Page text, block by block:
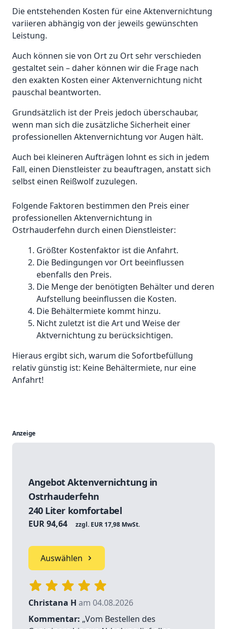
Die entstehenden Kosten für eine Aktenvernichtung
variieren abhängig von der jeweils gewünschten
Leistung.
Auch können sie von Ort zu Ort sehr verschieden
gestaltet sein – daher können wir die Frage nach
den exakten Kosten einer Aktenvernichtung nicht
pauschal beantworten.
Grundsätzlich ist der Preis jedoch überschaubar,
wenn man sich die zusätzliche Sicherheit einer
professionellen Aktenvernichtung vor Augen hält.
Auch bei kleineren Aufträgen lohnt es sich in jedem
Fall, einen Dienstleister zu beauftragen, anstatt sich
selbst einen Reißwolf zuzulegen.
Folgende Faktoren bestimmen den Preis einer
professionellen Aktenvernichtung in
Ostrhauderfehn durch einen Dienstleister:
Größter Kostenfaktor ist die Anfahrt.
Die Bedingungen vor Ort beeinflussen
ebenfalls den Preis.
Die Menge der benötigten Behälter und deren
Aufstellung beeinflussen die Kosten.
Die Behältermiete kommt hinzu.
Nicht zuletzt ist die Art und Weise der
Aktvernichtung zu berücksichtigen.
Hieraus ergibt sich, warum die Sofortbefüllung
relativ günstig ist: Keine Behältermiete, nur eine
Anfahrt!
Anzeige
Angebot Aktenvernichtung in
Ostrhauderfehn
240 Liter komfortabel
EUR 94,64 zzgl. EUR 17,98 MwSt.
Auswählen
Christana H am 04.08.2026
Kommentar: „Vom Bestellen des